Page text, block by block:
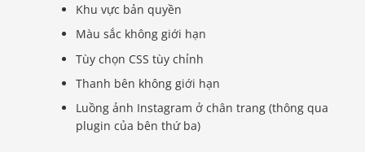
Khu vực bản quyền
Màu sắc không giới hạn
Tùy chọn CSS tùy chỉnh
Thanh bên không giới hạn
Luồng ảnh Instagram ở chân trang (thông qua
plugin của bên thứ ba)